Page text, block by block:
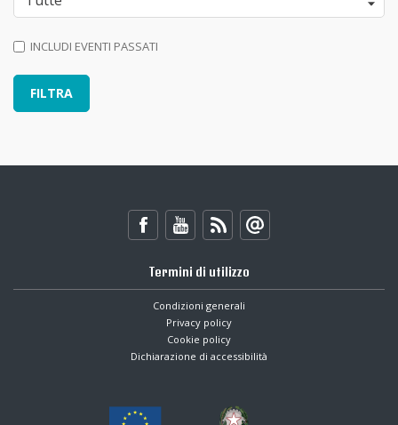
INCLUDI EVENTI PASSATI
Termini di utilizzo
Condizioni generali
Privacy policy
Cookie policy
Dichiarazione di accessibilità